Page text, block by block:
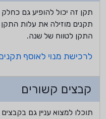
תקן זה יכול להופיע גם
תקנים מוזילה את עלות
התקן לטווח של שנה.
לרכישת מנוי לאוסף
קבצים קשורים
תוכלו למצוא עניין גם